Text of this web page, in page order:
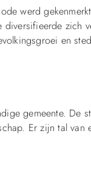
werd
zich
en
gemeente. De
Er zijn tal van